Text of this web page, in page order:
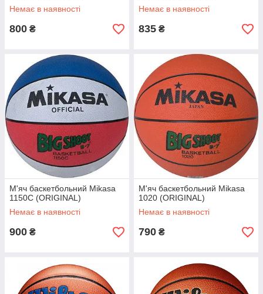
Немає в наявності
800 ₴
Немає в наявності
835 ₴
М'яч баскетбольний Mikasa
1150C (ORIGINAL)
Немає в наявності
900 ₴
М'яч баскетбольний Mikasa
1020 (ORIGINAL)
Немає в наявності
790 ₴